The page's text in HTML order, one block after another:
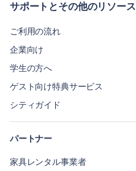
サポートとその他のリソース
ご利用の流れ
企業向け
学生の方へ
ゲスト向け特典サービス
シティガイド
パートナー
家具レンタル事業者